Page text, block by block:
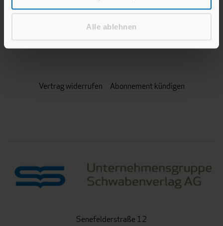
Alle ablehnen
Vertrag widerrufen Abonnement kündigen
Senefelderstraße 12